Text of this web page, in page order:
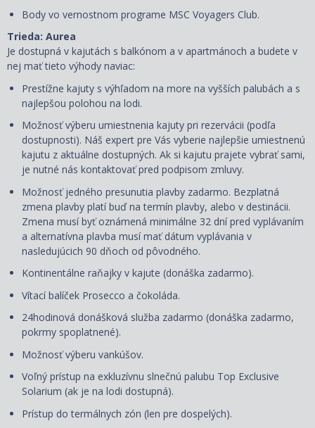
Body vo vernostnom programe MSC Voyagers Club.
Trieda: Aurea
Je dostupná v kajutách s balkónom a v apartmánoch a budete v
nej mať tieto výhody naviac:
Prestížne kajuty s výhľadom na more na vyšších palubách a s
najlepšou polohou na lodi.
Možnosť výberu umiestnenia kajuty pri rezervácii (podľa
dostupnosti). Náš expert pre Vás vyberie najlepšie umiestnenú
kajutu z aktuálne dostupných. Ak si kajutu prajete vybrať sami,
je nutné nás kontaktovať pred podpisom zmluvy.
Možnosť jedného presunutia plavby zadarmo. Bezplatná
zmena plavby platí buď na termín plavby, alebo v destinácii.
Zmena musí byť oznámená minimálne 32 dní pred vyplávaním
a alternatívna plavba musí mať dátum vyplávania v
nasledujúcich 90 dňoch od pôvodného.
Kontinentálne raňajky v kajute (donáška zadarmo).
Vítací balíček Prosecco a čokoláda.
24hodinová donášková služba zadarmo (donáška zadarmo,
pokrmy spoplatnené).
Možnosť výberu vankúšov.
Voľný prístup na exkluzívnu slnečnú palubu Top Exclusive
Solarium (ak je na lodi dostupná).
Prístup do termálnych zón (len pre dospelých).